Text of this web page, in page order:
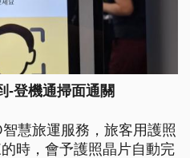
-登機通掃面通關
慧旅運服務，旅客用護照
時，會予護照晶片自動完